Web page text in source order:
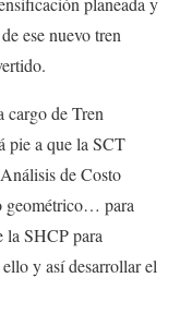
ese nuevo tren
cargo de Tren
pie a que la SCT
de Costo
geométrico… para
la SHCP para
y así desarrollar el